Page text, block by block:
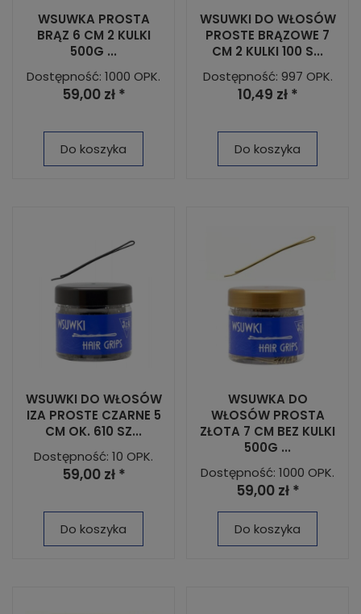
WSUWKA PROSTA
BRĄZ 6 CM 2 KULKI
500G ...
Dostępność: 1000 OPK.
59,00 zł *
Do koszyka
WSUWKI DO WŁOSÓW
PROSTE BRĄZOWE 7
CM 2 KULKI 100 S...
Dostępność: 997 OPK.
10,49 zł *
Do koszyka
WSUWKI DO WŁOSÓW
IZA PROSTE CZARNE 5
CM OK. 610 SZ...
Dostępność: 10 OPK.
59,00 zł *
Do koszyka
WSUWKA DO
WŁOSÓW PROSTA
ZŁOTA 7 CM BEZ KULKI
500G ...
Dostępność: 1000 OPK.
59,00 zł *
Do koszyka